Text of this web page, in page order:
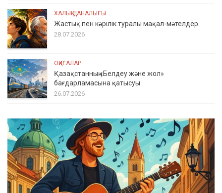
ХАЛЫҚ ДАНАЛЫҒЫ
Жастық пен кәрілік туралы мақал-мәтелдер
28.07.2026
ОҚИҒАЛАР
Қазақстанның «Белдеу және жол»
бағдарламасына қатысуы
26.07.2026